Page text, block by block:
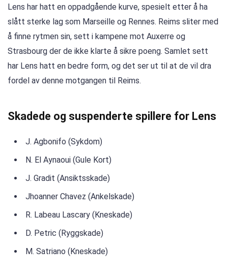
Lens har hatt en oppadgående kurve, spesielt etter å ha
slått sterke lag som Marseille og Rennes. Reims sliter med
å finne rytmen sin, sett i kampene mot Auxerre og
Strasbourg der de ikke klarte å sikre poeng. Samlet sett
har Lens hatt en bedre form, og det ser ut til at de vil dra
fordel av denne motgangen til Reims.
Skadede og suspenderte spillere for Lens
J. Agbonifo (Sykdom)
N. El Aynaoui (Gule Kort)
J. Gradit (Ansiktsskade)
Jhoanner Chavez (Ankelskade)
R. Labeau Lascary (Kneskade)
D. Petric (Ryggskade)
M. Satriano (Kneskade)